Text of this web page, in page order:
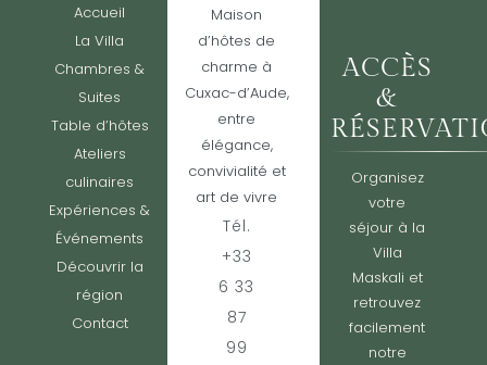
Accueil
La Villa
Chambres &
Suites
Table d’hôtes
Ateliers
culinaires
Expériences &
Événements
Découvrir la
région
Contact
Maison
d’hôtes de
charme à
Cuxac-d’Aude,
entre
élégance,
convivialité et
art de vivre
Tél.
+33
6 33
87
99
ACCÈS
&
Organisez
votre
séjour à la
Villa
Maskali et
retrouvez
facilement
notre